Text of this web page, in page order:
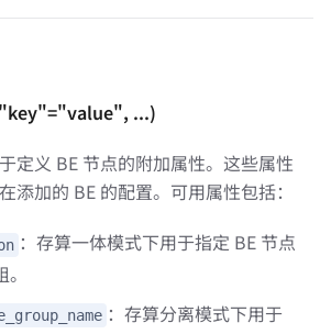
...)
定义 BE 节点的附加属性。这些属性
添加的 BE 的配置。可用属性包括：
：存算一体模式下用于指定 BE 节点
：存算分离模式下用于